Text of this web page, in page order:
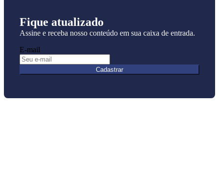
Fique atualizado
Assine e receba nosso conteúdo em sua caixa de entrada.
E-mail
Cadastrar